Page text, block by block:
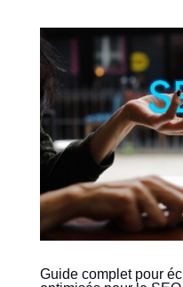
Guide complet pour